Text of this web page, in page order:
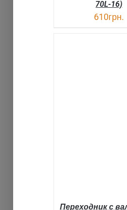
70L-16)
610грн.
Переходник с